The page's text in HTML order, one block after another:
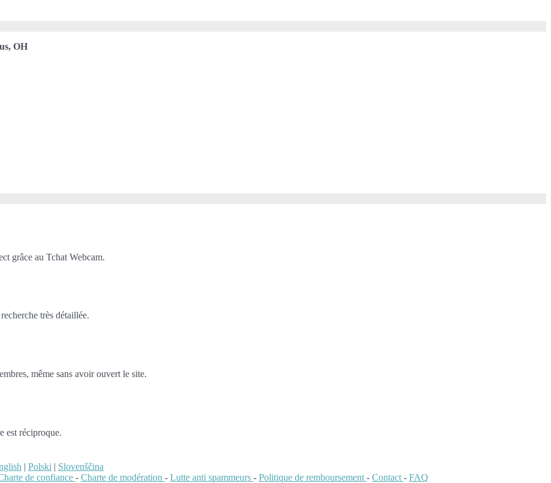
OH
grâce au Tchat Webcam.
très détaillée.
même sans avoir ouvert le site.
est réciproque.
| Polski | Slovenščina
de confiance - Charte de modération - Lutte anti spammeurs - Politique de remboursement - Contact - FAQ